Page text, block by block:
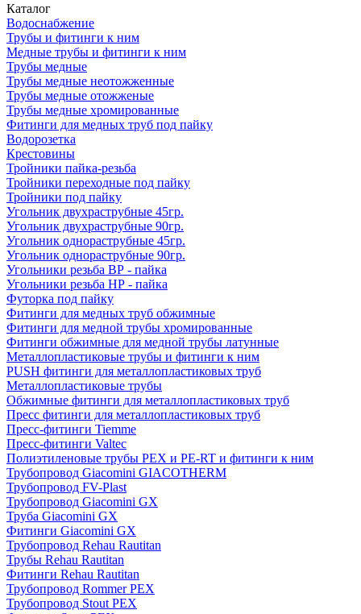
Каталог
Водоснабжение
Трубы и фитинги к ним
Медные трубы и фитинги к ним
Трубы медные
Трубы медные неотожженные
Трубы медные отожженые
Трубы медные хромированные
Фитинги для медных труб под пайку
Водорозетка
Крестовины
Тройники пайка-резьба
Тройники переходные под пайку
Тройники под пайку
Угольник двухраструбные 45гр.
Угольник двухраструбные 90гр.
Угольник однораструбные 45гр.
Угольник однораструбные 90гр.
Угольники резьба ВР - пайка
Угольники резьба НР - пайка
Футорка под пайку
Фитинги для медных труб обжимные
Фитинги для медной трубы хромированные
Фитинги обжимные для медной трубы латунные
Металлопластиковые трубы и фитинги к ним
PUSH фитинги для металлопластиковых труб
Металлопластиковые трубы
Обжимные фитинги для металлопластиковых труб
Пресс фитинги для металлопластиковых труб
Пресс-фитинги Tiemme
Пресс-фитинги Valtec
Полиэтиленовые трубы PEX и PE-RT и фитинги к ним
Трубопровод Giacomini GIACOTHERM
Трубопровод FV-Plast
Трубопровод Giacomini GX
Труба Giacomini GX
Фитинги Giacomini GX
Трубопровод Rehau Rautitan
Трубы Rehau Rautitan
Фитинги Rehau Rautitan
Трубопровод Rommer PEX
Трубопровод Stout PEX